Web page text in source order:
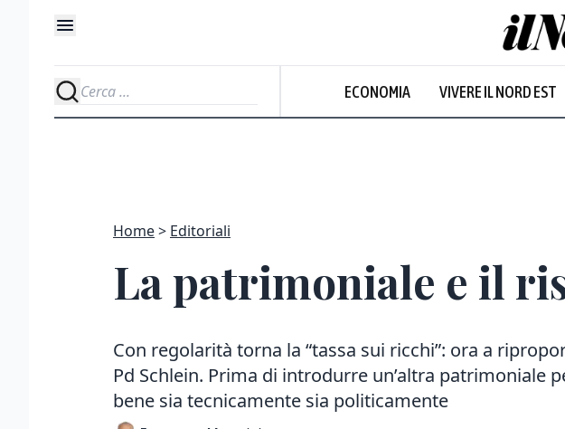
ECONOMIA VIVERE IL NORD EST
Home Editoriali
La patrimoniale e il
Con regolarità torna la “tassa sui ricchi”: ora a
Pd Schlein. Prima di introdurre un’altra patrimoniale
bene sia tecnicamente sia politicamente